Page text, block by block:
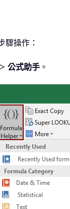
驟操作：
公式助手 。